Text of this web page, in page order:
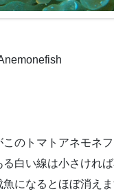
のトマトアネモネ
白い線は小さけれ
になるとほぼ消え